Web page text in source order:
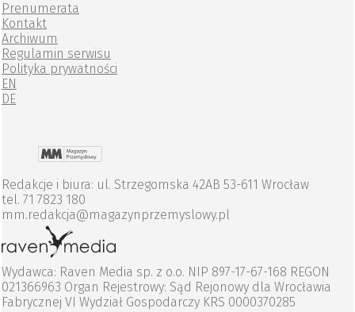
Prenumerata
Kontakt
Archiwum
Regulamin serwisu
Polityka prywatności
EN
DE
Redakcje i biura: ul. Strzegomska 42AB 53-611 Wrocław
tel. 71 7823 180
mm.redakcja@magazynprzemyslowy.pl
Wydawca: Raven Media sp. z o.o. NIP 897-17-67-168 REGON
021366963 Organ Rejestrowy: Sąd Rejonowy dla Wrocławia
Fabrycznej VI Wydział Gospodarczy KRS 0000370285